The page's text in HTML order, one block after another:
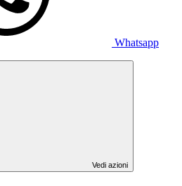
Whatsapp
Vedi azioni